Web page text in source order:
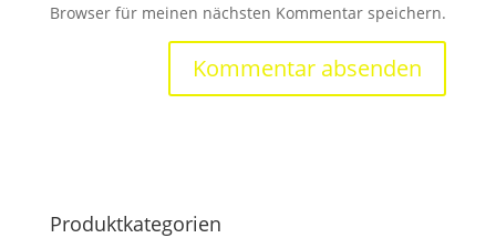
Browser für meinen nächsten Kommentar speichern.
Produktkategorien